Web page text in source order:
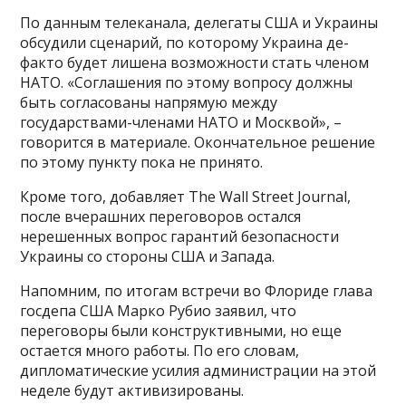
По данным телеканала, делегаты США и Украины
обсудили сценарий, по которому Украина де-
факто будет лишена возможности стать членом
НАТО. «Соглашения по этому вопросу должны
быть согласованы напрямую между
государствами-членами НАТО и Москвой», –
говорится в материале. Окончательное решение
по этому пункту пока не принято.
Кроме того, добавляет The Wall Street Journal,
после вчерашних переговоров остался
нерешенных вопрос гарантий безопасности
Украины со стороны США и Запада.
Напомним, по итогам встречи во Флориде глава
госдепа США Марко Рубио заявил, что
переговоры были конструктивными, но еще
остается много работы. По его словам,
дипломатические усилия администрации на этой
неделе будут активизированы.